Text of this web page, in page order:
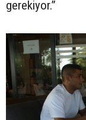
gerekiyor.”